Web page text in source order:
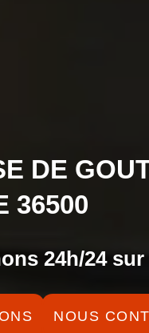
DE
36500
24h/24
NOUS